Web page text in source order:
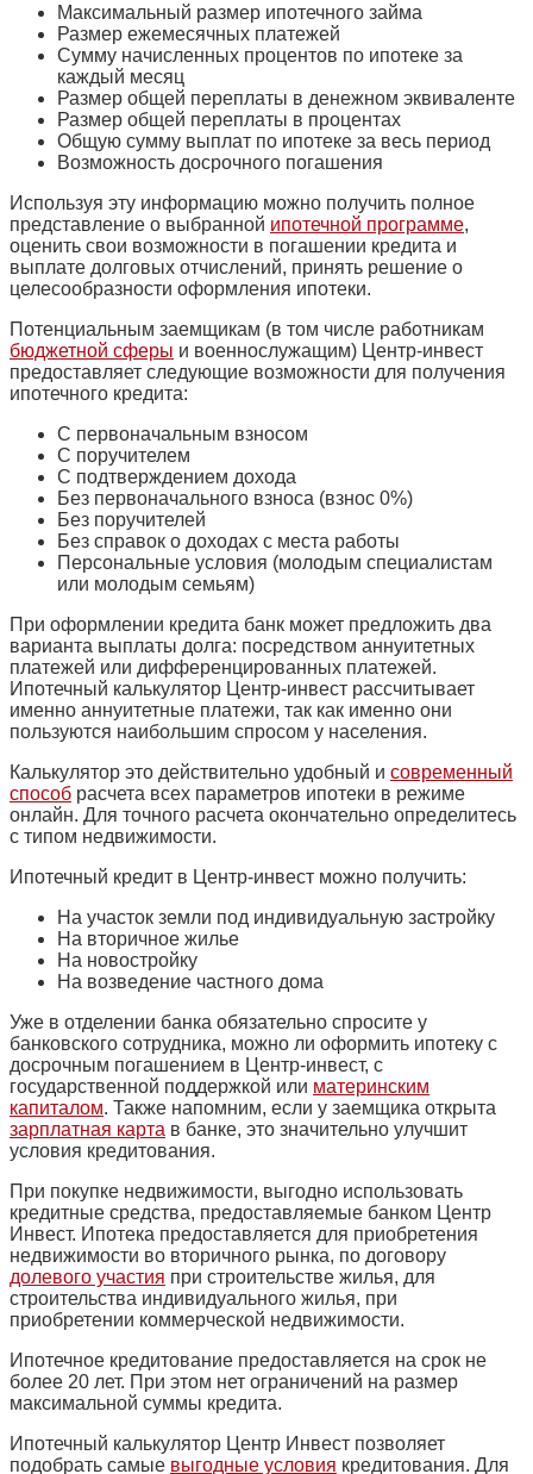
Максимальный размер ипотечного займа
Размер ежемесячных платежей
Сумму начисленных процентов по ипотеке за
каждый месяц
Размер общей переплаты в денежном эквиваленте
Размер общей переплаты в процентах
Общую сумму выплат по ипотеке за весь период
Возможность досрочного погашения
Используя эту информацию можно получить полное
представление о выбранной ипотечной программе,
оценить свои возможности в погашении кредита и
выплате долговых отчислений, принять решение о
целесообразности оформления ипотеки.
Потенциальным заемщикам (в том числе работникам
бюджетной сферы и военнослужащим) Центр-инвест
предоставляет следующие возможности для получения
ипотечного кредита:
С первоначальным взносом
С поручителем
С подтверждением дохода
Без первоначального взноса (взнос 0%)
Без поручителей
Без справок о доходах с места работы
Персональные условия (молодым специалистам
или молодым семьям)
При оформлении кредита банк может предложить два
варианта выплаты долга: посредством аннуитетных
платежей или дифференцированных платежей.
Ипотечный калькулятор Центр-инвест рассчитывает
именно аннуитетные платежи, так как именно они
пользуются наибольшим спросом у населения.
Калькулятор это действительно удобный и современный
способ расчета всех параметров ипотеки в режиме
онлайн. Для точного расчета окончательно определитесь
с типом недвижимости.
Ипотечный кредит в Центр-инвест можно получить:
На участок земли под индивидуальную застройку
На вторичное жилье
На новостройку
На возведение частного дома
Уже в отделении банка обязательно спросите у
банковского сотрудника, можно ли оформить ипотеку с
досрочным погашением в Центр-инвест, с
государственной поддержкой или материнским
капиталом. Также напомним, если у заемщика открыта
зарплатная карта в банке, это значительно улучшит
условия кредитования.
При покупке недвижимости, выгодно использовать
кредитные средства, предоставляемые банком Центр
Инвест. Ипотека предоставляется для приобретения
недвижимости во вторичного рынка, по договору
долевого участия при строительстве жилья, для
строительства индивидуального жилья, при
приобретении коммерческой недвижимости.
Ипотечное кредитование предоставляется на срок не
более 20 лет. При этом нет ограничений на размер
максимальной суммы кредита.
Ипотечный калькулятор Центр Инвест позволяет
подобрать самые выгодные условия кредитования. Для